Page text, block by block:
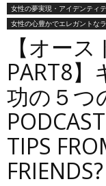
女性の夢実現・アイデンティ
女性の心豊かでエレガントな
【オー
PART8
功の５
TIPS
FRIENDS?